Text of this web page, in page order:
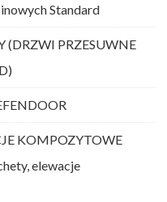
Standard
(DRZWI PRZESUWNE
KOMPOZYTOWE
elewacje